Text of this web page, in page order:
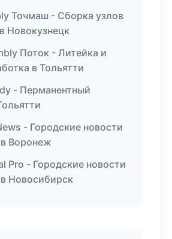
Точмаш - Сборка узлов
Новокузнецк
Поток - Литейка и
в Тольятти
- Перманентный
- Городские новости
Воронеж
Pro - Городские новости
Новосибирск